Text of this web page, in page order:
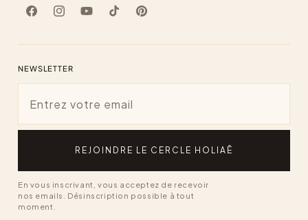
Facebook
InstagramYouTubeTikTokPinterest
NEWSLETTER
REJOINDRE LE CERCLE HOLIAĒ
En vous inscrivant, vous acceptez de recevoir
nos emails. Désinscription possible à tout
moment.